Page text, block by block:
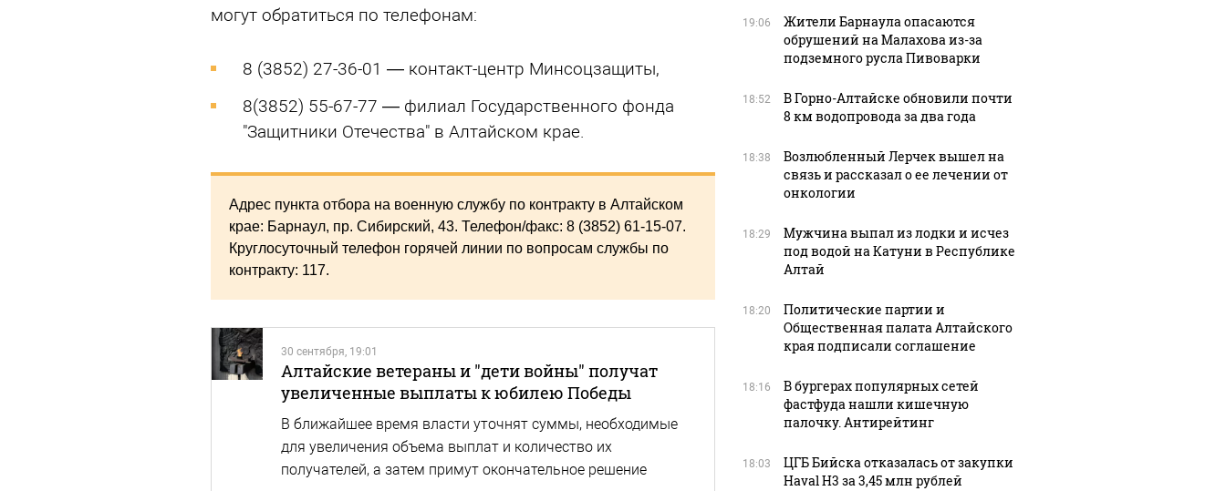
могут обратиться по телефонам:
8 (3852) 27-36-01 — контакт-центр Минсоцзащиты,
8(3852) 55-67-77 — филиал Государственного фонда
"Защитники Отечества" в Алтайском крае.
Адрес пункта отбора на военную службу по контракту в Алтайском
крае: Барнаул, пр. Сибирский, 43. Телефон/факс: 8 (3852) 61-15-07.
Круглосуточный телефон горячей линии по вопросам службы по
контракту: 117.
30 сентября, 19:01
Алтайские ветераны и "дети войны" получат
увеличенные выплаты к юбилею Победы
В ближайшее время власти уточнят суммы, необходимые
для увеличения объема выплат и количество их
получателей, а затем примут окончательное решение
19:06
Жители Барнаула опасаются
обрушений на Малахова из-за
подземного русла Пивоварки
18:52
В Горно-Алтайске обновили почти
8 км водопровода за два года
18:38
Возлюбленный Лерчек вышел на
связь и рассказал о ее лечении от
онкологии
18:29
Мужчина выпал из лодки и исчез
под водой на Катуни в Республике
Алтай
18:20
Политические партии и
Общественная палата Алтайского
края подписали соглашение
18:16
В бургерах популярных сетей
фастфуда нашли кишечную
палочку. Антирейтинг
18:03
ЦГБ Бийска отказалась от закупки
Haval H3 за 3,45 млн рублей